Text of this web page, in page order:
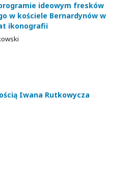
ideowym fresków
w kościele Bernardynów w
ikonografii
Iwana Rutkowycza